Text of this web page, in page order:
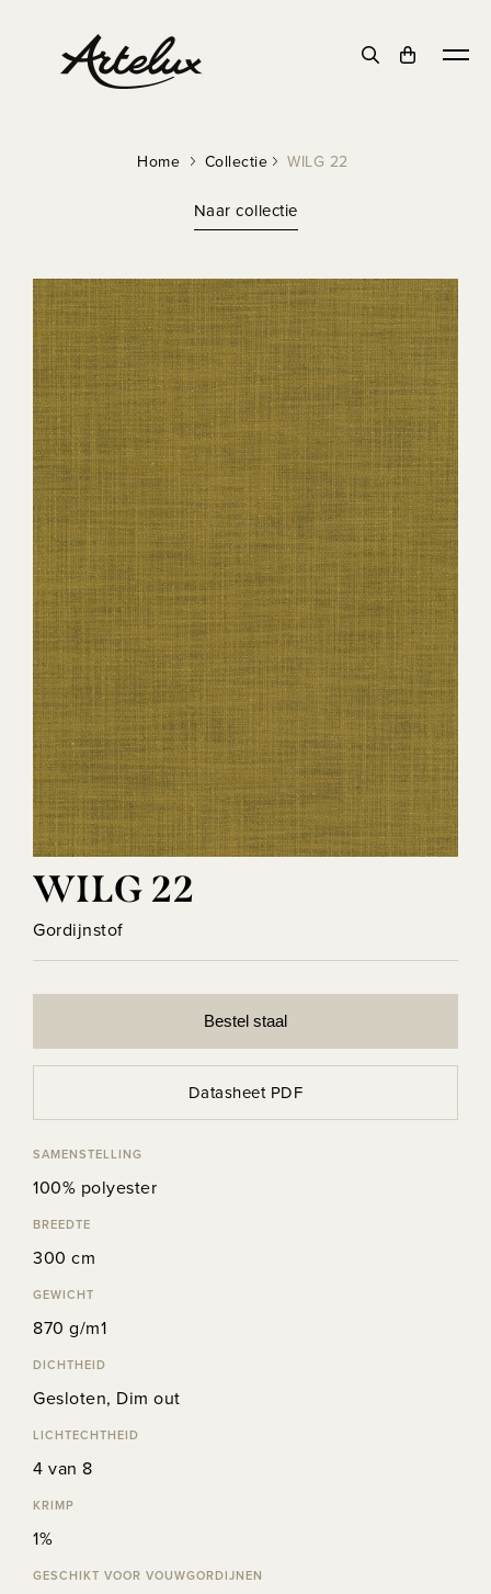
Home Collectie WILG 22
Naar collectie
WILG 22
Gordijnstof
Bestel staal
Datasheet PDF
SAMENSTELLING
100% polyester
BREEDTE
300 cm
GEWICHT
870 g/m1
DICHTHEID
Gesloten, Dim out
LICHTECHTHEID
4 van 8
KRIMP
1%
GESCHIKT VOOR VOUWGORDIJNEN